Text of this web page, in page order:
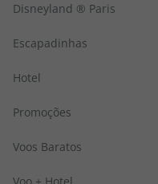
Disneyland ® Paris
Escapadinhas
Hotel
Promoções
Voos Baratos